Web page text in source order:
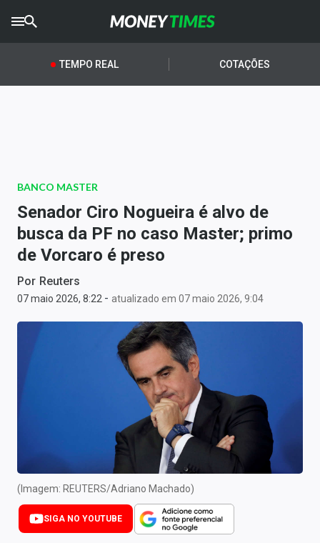
CRYPTOTIMES
AGROTIMES
Newsletters
Money Trader
Anuncie
Últimas Notícias
Carteiras Recomendadas
Central de Dividendos
Central de Fundos Imobiliários
Central dos IPOs
TEMPO REAL COTAÇÕES
BANCO MASTER
Senador Ciro Nogueira é alvo de
busca da PF no caso Master; primo
de Vorcaro é preso
Por Reuters
07 maio 2026, 8:22 - atualizado em 07 maio 2026, 9:04
(Imagem: REUTERS/Adriano Machado)
SIGA NO YOUTUBE